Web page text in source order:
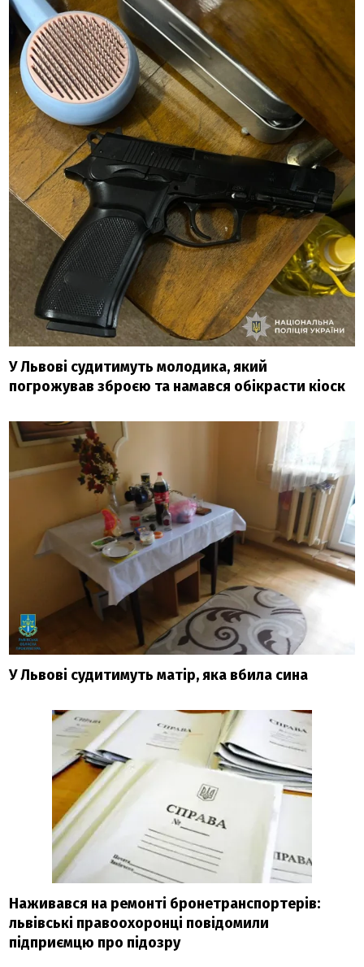
У Львові судитимуть молодика, який
погрожував зброєю та намався обікрасти кіоск
У Львові судитимуть матір, яка вбила сина
Наживався на ремонті бронетранспортерів:
львівські правоохоронці повідомили
підприємцю про підозру